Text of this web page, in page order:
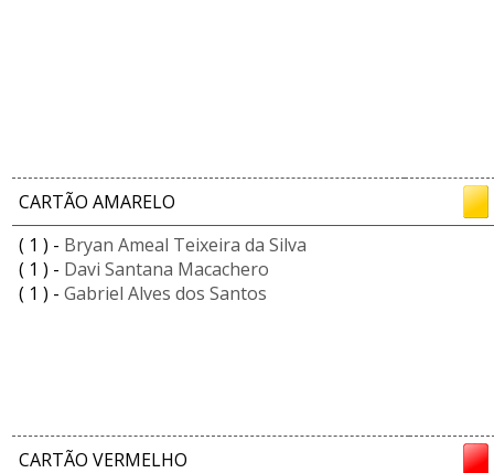
CARTÃO AMARELO
( 1 ) - Bryan Ameal Teixeira da Silva
( 1 ) - Davi Santana Macachero
( 1 ) - Gabriel Alves dos Santos
CARTÃO VERMELHO